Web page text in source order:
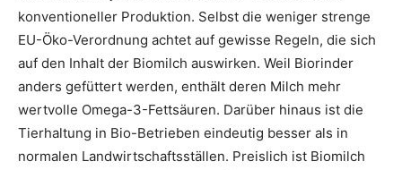
konventioneller Produktion. Selbst die weniger strenge
EU-Öko-Verordnung achtet auf gewisse Regeln, die sich
auf den Inhalt der Biomilch auswirken. Weil Biorinder
anders gefüttert werden, enthält deren Milch mehr
wertvolle Omega-3-Fettsäuren. Darüber hinaus ist die
Tierhaltung in Bio-Betrieben eindeutig besser als in
normalen Landwirtschaftsställen. Preislich ist Biomilch